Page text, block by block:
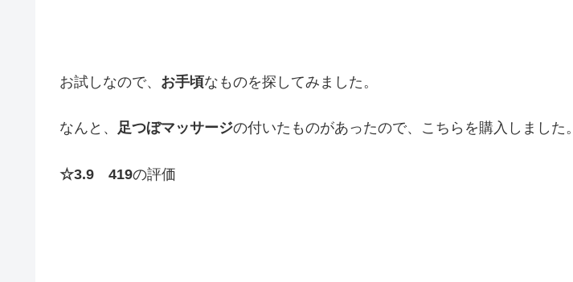
お試しなので、 お手頃なものを探してみました。
なんと、 足つぼマッサージの付いたものがあったので、こちらを購入しまし
☆3.9 419の評価